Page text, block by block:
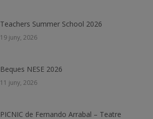
Teachers Summer School 2026
19 juny, 2026
Beques NESE 2026
11 juny, 2026
PICNIC de Fernando Arrabal – Teatre